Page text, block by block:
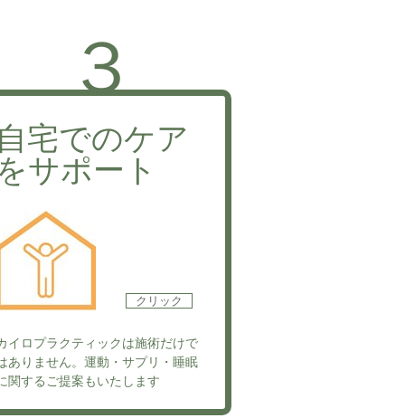
３
宅でのケア
サポート
クリック
イロプラクティックは施術だけで
ありません。運動・サプリ・睡眠
関するご提案もいたします